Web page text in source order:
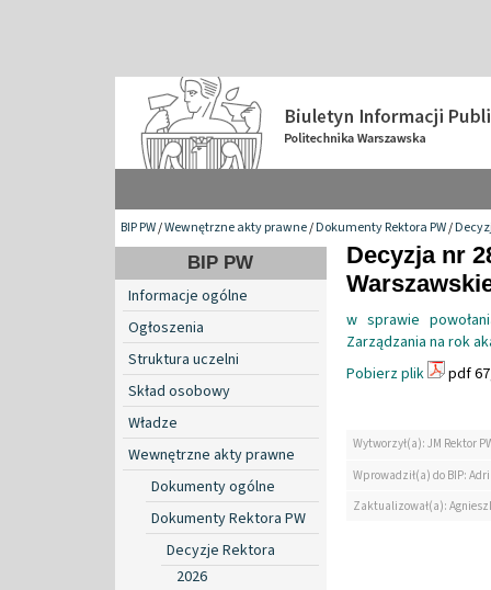
BIP PW/Wewnętrzne akty prawne/Dokumenty Rektora PW/
BIP PW
Informacje ogólne
Ogłoszenia
Struktura uczelni
Skład osobowy
Władze
Wewnętrzne akty prawne
Dokumenty ogólne
Dokumenty Rektora PW
Decyzje Rektora
2026
Decyzja nr
w sprawie
Zarządzania na rok
Pobierz plik
pdf
Wytworzył(a): JM Rektor
Wprowadził(a) do BIP:
Zaktualizował(a):